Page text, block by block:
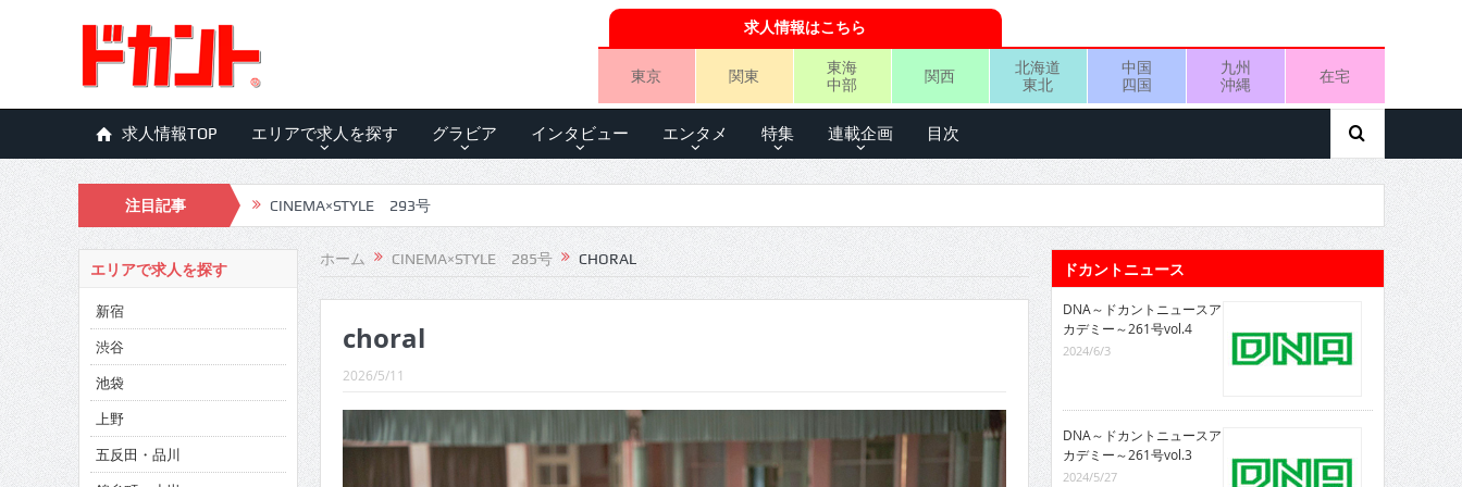
求人情報はこちら
東京 関東
東海
中部
関西
北海道
東北
中国
四国
九州
沖縄
在宅
求人情報TOP エリアで求人を探す グラビア インタビュー エンタメ 特集 連載企画 目次
注目記事 CINEMA×STYLE 293号
CINEMA×STYLE 292号
CINEMA×STYLE 291号
CINEMA×STYLE 290号
CINEMA×STYLE 289号
CINEMA×STYLE 288号
CINEMA×STYLE 287号
ホーム CINEMA×STYLE 285号 CHORAL
choral
2026/5/11
エリアで求人を探す
新宿
渋谷
池袋
上野
五反田・品川
ドカントニュース
DNA～ドカントニュースア
カデミー～261号vol.4
2024/6/3
DNA～ドカントニュースア
カデミー～261号vol.3
2024/5/27